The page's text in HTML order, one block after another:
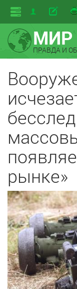
МИР
ПРАВДА И
рынке»